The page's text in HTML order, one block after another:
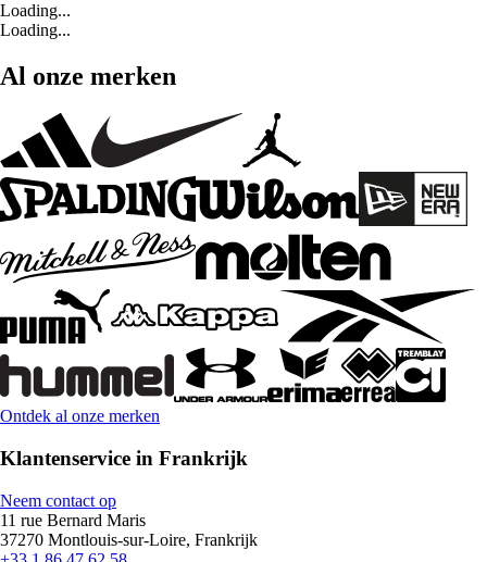
Loading...
Loading...
Al onze merken
Ontdek al onze merken
Klantenservice in Frankrijk
Neem contact op
11 rue Bernard Maris
37270 Montlouis-sur-Loire, Frankrijk